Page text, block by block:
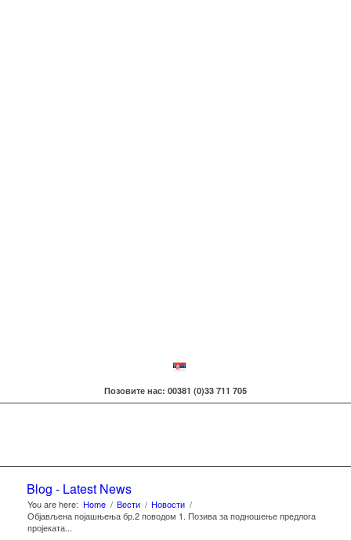
Позовите нас: 00381 (0)33 711 705
Blog - Latest News
You are here: Home / Вести / Новости /
Објављена појашњења бр.2 поводом 1. Позива за подношење предлога
пројеката...